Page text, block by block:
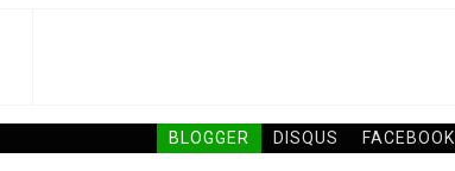
BLOGGER DISQUS FACEBOOK